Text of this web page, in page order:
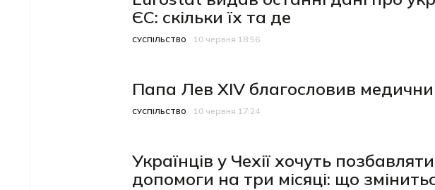
ЄС: скільки їх та де
Категорія
СУСПІЛЬСТВО
Дата публікації
10 червня 18:56
Папа Лев XIV благословив
Категорія
СУСПІЛЬСТВО
Дата публікації
10 червня 17:24
Українців у Чехії хочуть
допомоги на три місяці: що